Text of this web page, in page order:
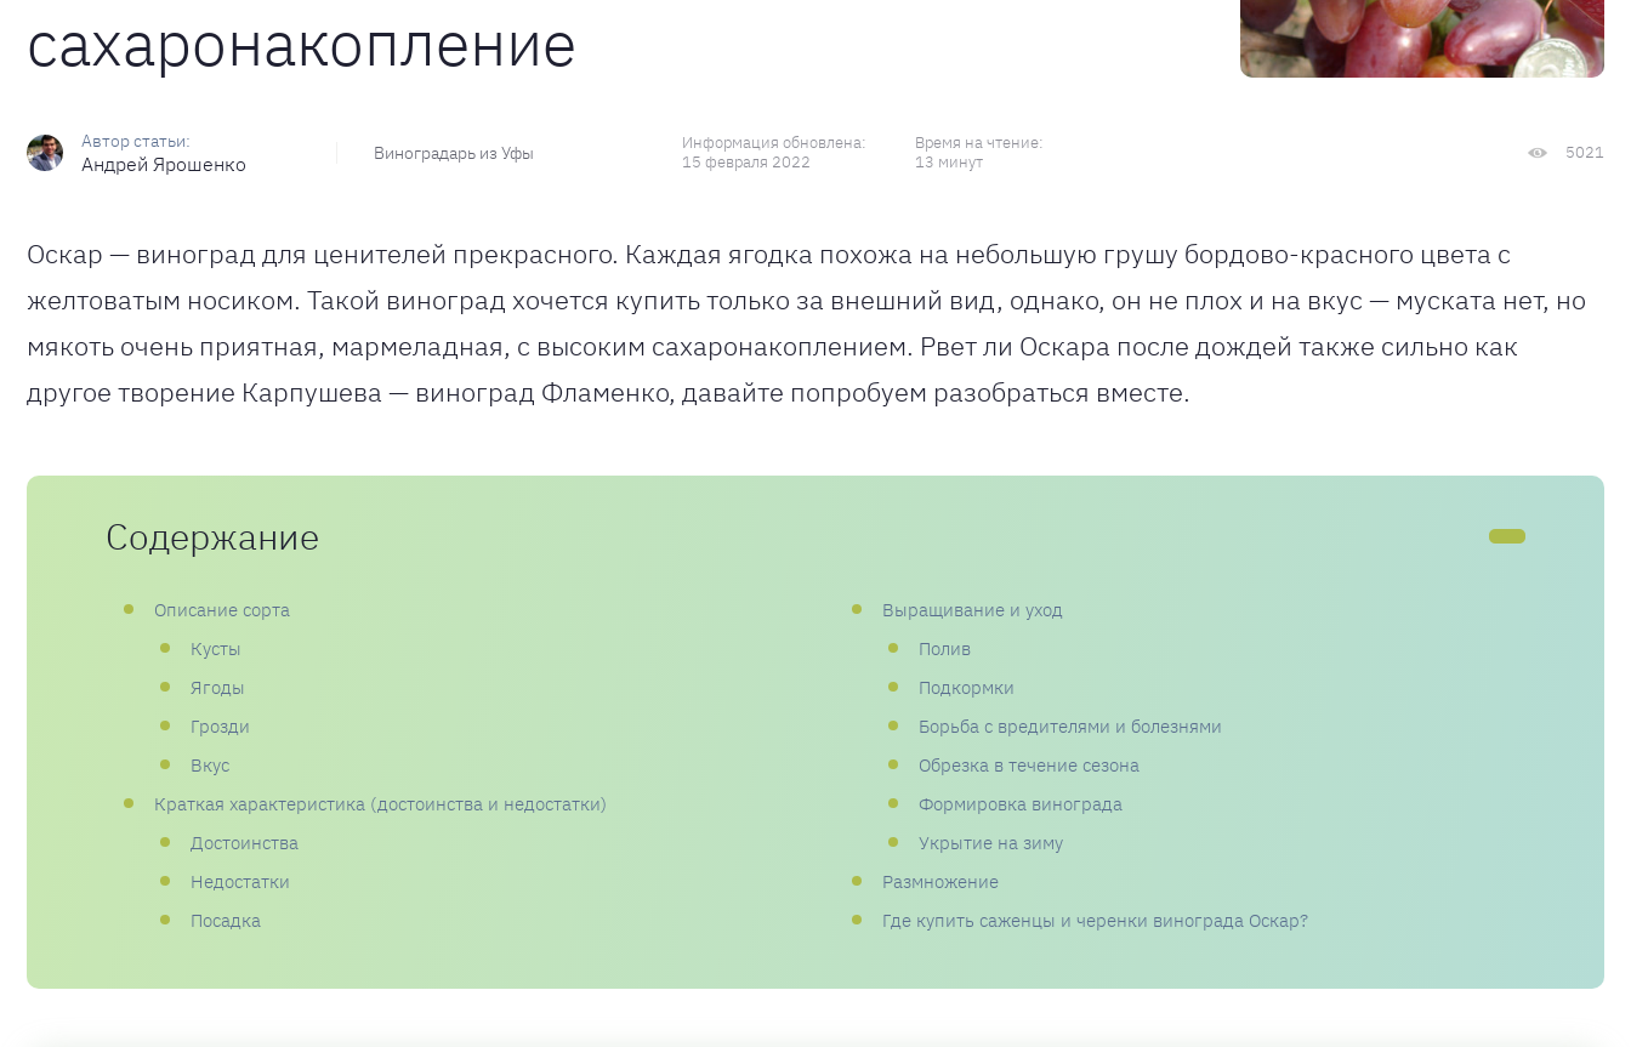
сахаронакопление
Андрей Ярошенко Виноградарь из Уфы
Информация обновлена:
15 февраля 2022
Время на чтение:
13 минут
5021
Оскар — виноград для ценителей прекрасного. Каждая ягодка похожа на небольшую грушу бордово-красного цвета с
желтоватым носиком. Такой виноград хочется купить только за внешний вид, однако, он не плох и на вкус — муската нет, но
мякоть очень приятная, мармеладная, с высоким сахаронакоплением. Рвет ли Оскара после дождей также сильно как
другое творение Карпушева — виноград Фламенко, давайте попробуем разобраться вместе.
Содержание
Описание сорта
Кусты
Ягоды
Грозди
Вкус
Краткая характеристика (достоинства и недостатки)
Достоинства
Недостатки
Посадка
Выращивание и уход
Полив
Подкормки
Борьба с вредителями и болезнями
Обрезка в течение сезона
Формировка винограда
Укрытие на зиму
Размножение
Где купить саженцы и черенки винограда Оскар?